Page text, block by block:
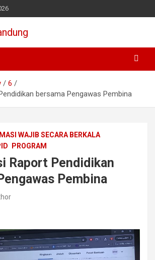
Bandung
6
bersama Pengawas Pembina
WAJIB SECARA BERKALA
PROGRAM
Raport Pendidikan
Pembina